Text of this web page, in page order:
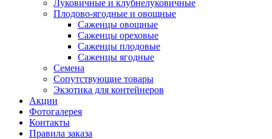
Луковичные и клубнелуковичные
Плодово-ягодные и овощные
Саженцы овощные
Саженцы ореховые
Саженцы плодовые
Саженцы ягодные
Семена
Сопутствующие товары
Экзотика для контейнеров
Акции
Фотогалерея
Контакты
Правила заказа